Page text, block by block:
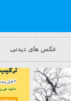
عکس های دیدنی